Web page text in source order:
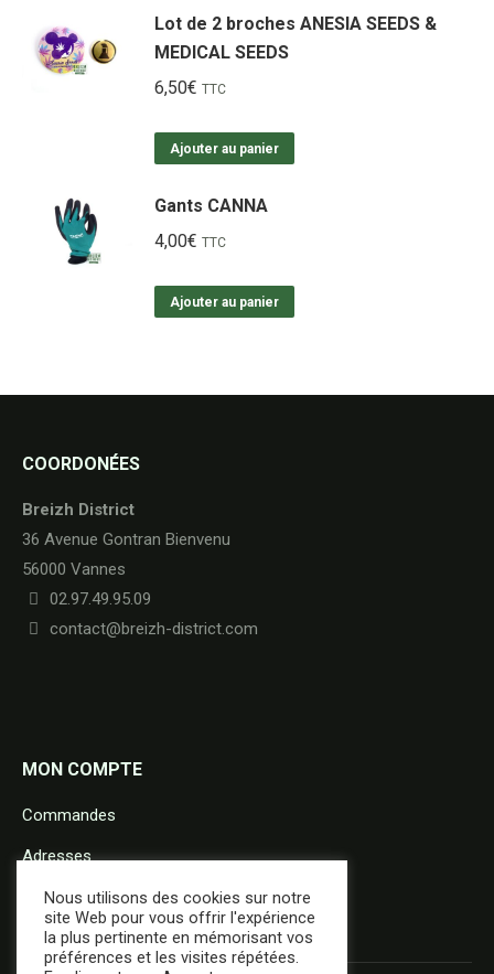
Lot de 2 broches ANESIA SEEDS &
MEDICAL SEEDS
6,50€ TTC
Ajouter au panier
Gants CANNA
4,00€ TTC
Ajouter au panier
COORDONÉES
Breizh District
36 Avenue Gontran Bienvenu
56000 Vannes
02.97.49.95.09
contact@breizh-district.com
MON COMPTE
Commandes
Adresses
Détails du compte
Nous utilisons des cookies sur notre
site Web pour vous offrir l'expérience
la plus pertinente en mémorisant vos
préférences et les visites répétées.